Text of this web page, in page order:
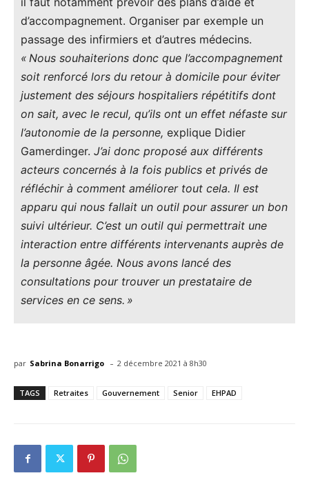
d’accompagnement. Organiser par exemple un
passage des infirmiers et d’autres médecins.
« Nous souhaiterions donc que l’accompagnement
soit renforcé lors du retour à domicile pour éviter
justement des séjours hospitaliers répétitifs dont
on sait, avec le recul, qu’ils ont un effet néfaste sur
l’autonomie de la personne, explique Didier
Gamerdinger. J’ai donc proposé aux différents
acteurs concernés à la fois publics et privés de
réfléchir à comment améliorer tout cela. Il est
apparu qui nous fallait un outil pour assurer un bon
suivi ultérieur. C’est un outil qui permettrait une
interaction entre différents intervenants auprès de
la personne âgée. Nous avons lancé des
consultations pour trouver un prestataire de
services en ce sens. »
par Sabrina Bonarrigo - 2 décembre 2021 à 8h30
TAGS Retraites Gouvernement Senior EHPAD